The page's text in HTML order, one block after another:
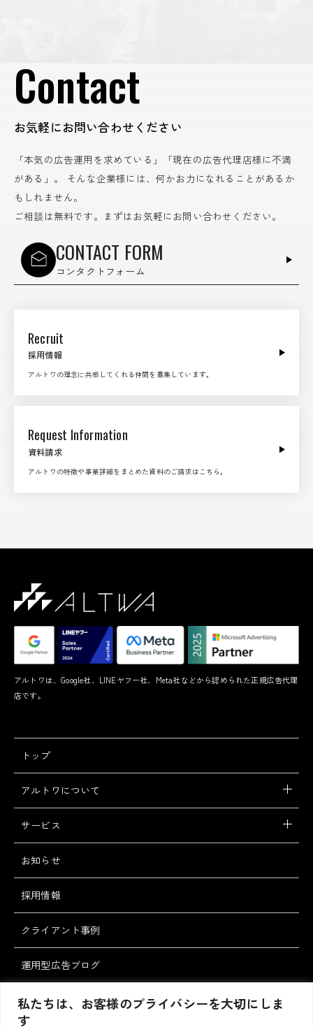
私たちは、お客様のプライバシーを大切にしま
す
Contact
お気軽にお問い合わせください
「本気の広告運用を求めている」「現在の広告代理店様に不満
がある」。
そんな企業様には、何かお力になれることがあるか
もしれません。
ご相談は無料です。まずはお気軽にお問い合わせください。
CONTACT FORM
コンタクトフォーム
Recruit
採用情報
アルトワの理念に共感してくれる仲間を募集しています。
Request Information
資料請求
アルトワの特徴や事業詳細をまとめた資料のご請求はこちら。
アルトワは、Google社、LINEヤフー社、Meta社などから認められた正規広告代理
店です。
トップ
アルトワについて
サービス
お知らせ
採用情報
クライアント事例
運用型広告ブログ
スタッフブログ